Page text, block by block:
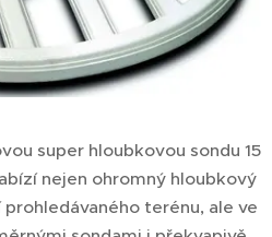
super hloubkovou sondu 15
nejen ohromný hloubkový
terénu, ale ve